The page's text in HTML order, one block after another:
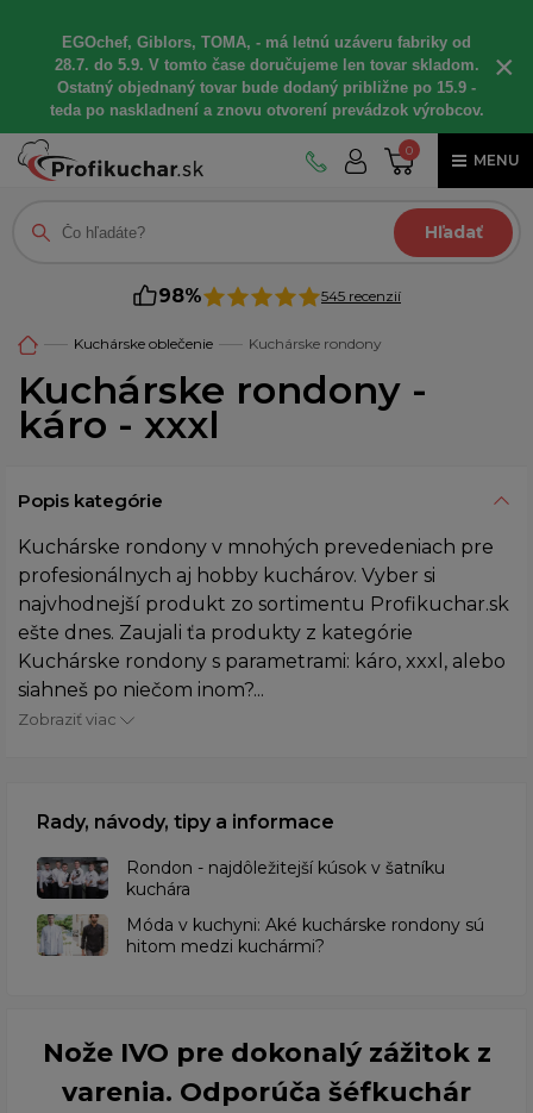
EGOchef, Giblors, TOMA, - má letnú uzáveru fabriky od
28.7. do 5.9. V tomto čase doručujeme len tovar skladom.
Ostatný objednaný tovar bude dodaný približne po 15.9 -
teda po naskladnení a znovu otvorení prevádzok výrobcov.
×
0
MENU
Hľadať
98% 545 recenzií
Kuchárske oblečenie Kuchárske rondony
Kuchárske rondony -
káro - xxxl
Popis kategórie
Kuchárske rondony v mnohých prevedeniach pre
profesionálnych aj hobby kuchárov. Vyber si
najvhodnejší produkt zo sortimentu Profikuchar.sk
ešte dnes. Zaujali ťa produkty z kategórie
Kuchárske rondony s parametrami: káro, xxxl, alebo
siahneš po niečom inom?...
Zobraziť viac
Rady, návody, tipy a informace
Rondon - najdôležitejší kúsok v šatníku
kuchára
​Móda v kuchyni: Aké kuchárske rondony sú
hitom medzi kuchármi?
Nože IVO pre dokonalý zážitok z
varenia. Odporúča šéfkuchár